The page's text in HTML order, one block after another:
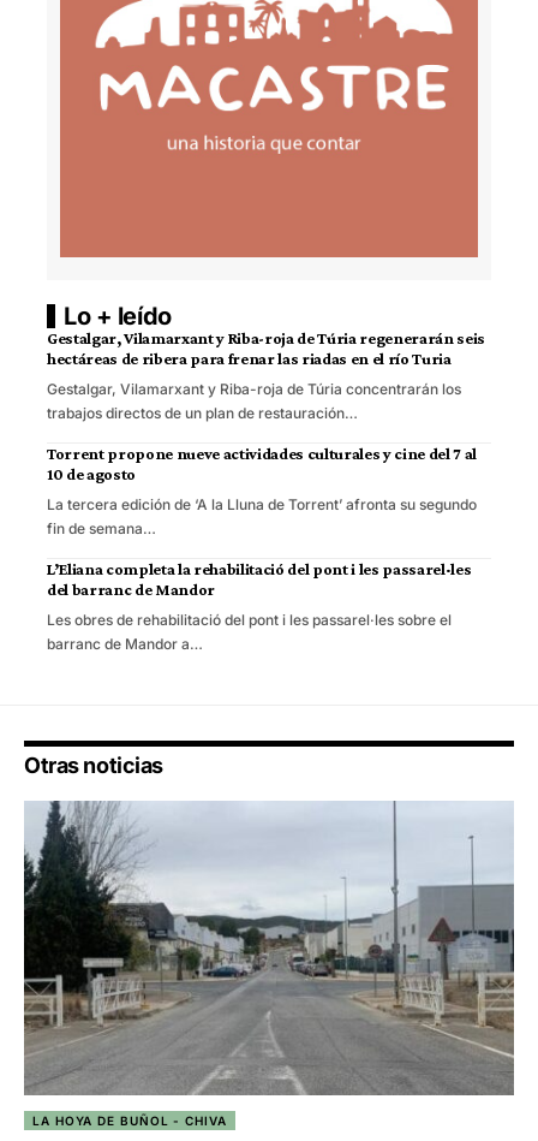
Lo + leído
Gestalgar, Vilamarxant y Riba-roja de Túria regenerarán seis
hectáreas de ribera para frenar las riadas en el río Turia
Gestalgar, Vilamarxant y Riba-roja de Túria concentrarán los
trabajos directos de un plan de restauración…
Torrent propone nueve actividades culturales y cine del 7 al
10 de agosto
La tercera edición de ‘A la Lluna de Torrent’ afronta su segundo
fin de semana…
L’Eliana completa la rehabilitació del pont i les passarel·les
del barranc de Mandor
Les obres de rehabilitació del pont i les passarel·les sobre el
barranc de Mandor a…
Otras noticias
LA HOYA DE BUÑOL - CHIVA